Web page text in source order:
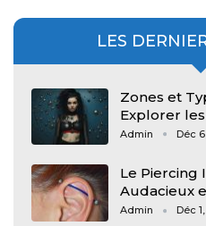
LES
Zones et
Explorer
Admin Déc
Le Piercing
Audacieux
Admin Déc